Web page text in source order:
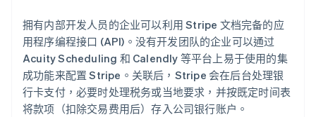
拥有内部开发人员的企业可以利用 Stripe 文档完备的应
用程序编程接口 (API)。没有开发团队的企业可以通过
Acuity Scheduling 和 Calendly 等平台上易于使用的集
成功能来配置 Stripe。关联后，Stripe 会在后台处理银
行卡支付，必要时处理税务或当地要求，并按既定时间表
将款项（扣除交易费用后）存入公司银行账户。